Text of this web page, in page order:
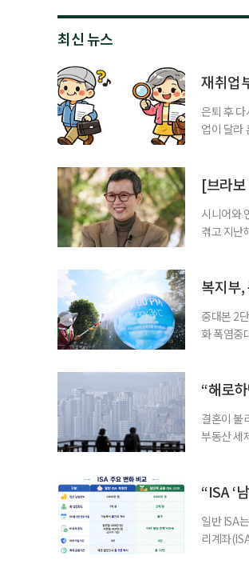
최신 뉴스
재취업
은퇴 후
업이 달라
준비부터
업 지원 계
[브라
시니어와
겪고 지난
까. 오랜
복지부
중대본 2
화 폭염중
책본부(중
“해로
결혼이 불
부동산 세
부가 각자
“ISA ‘
일반 ISA
리계좌